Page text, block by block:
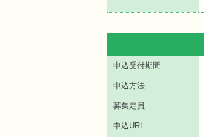
申込受付期間
申込方法
募集定員
申込URL